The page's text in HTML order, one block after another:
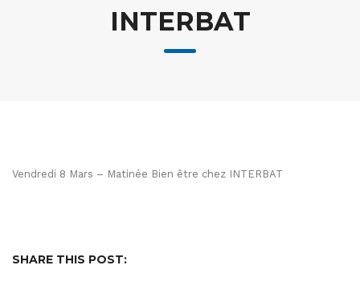
INTERBAT
Vendredi 8 Mars – Matinée Bien être chez INTERBAT
SHARE THIS POST: